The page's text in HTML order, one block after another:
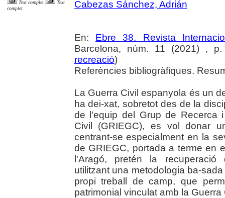
Text complet
Text
complet
Cabezas Sánchez, Adrián
En: Ebre 38. Revista
Barcelona, núm. 11 (2021) ,
recreació)
Referències bibliogràfiques.
La Guerra Civil espanyola és un
ha dei-xat, sobretot des de la
de l'equip del Grup de Recerca
Civil (GRIEGC), es vol donar
centrant-se especialment en la
de GRIEGC, portada a terme en
l'Aragó, pretén la recuperació
utilitzant una metodologia ba-
propi treball de camp, que
patrimonial vinculat amb la Guerra